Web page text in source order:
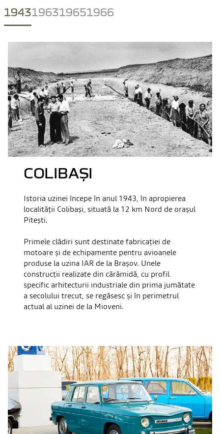
1943196319651966
COLIBAȘI
Istoria uzinei începe în anul 1943, în apropierea
localității Colibași, situată la 12 km Nord de orașul
Pitești.
Primele clădiri sunt destinate fabricației de
motoare și de echipamente pentru avioanele
produse la uzina IAR de la Brașov. Unele
construcții realizate din cărămidă, cu profil
specific arhitecturii industriale din prima jumătate
a secolului trecut, se regăsesc și în perimetrul
actual al uzinei de la Mioveni.